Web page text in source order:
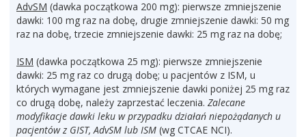
AdvSM (dawka początkowa 200 mg): pierwsze zmniejszenie
dawki: 100 mg raz na dobę, drugie zmniejszenie dawki: 50 mg
raz na dobę, trzecie zmniejszenie dawki: 25 mg raz na dobę;
ISM (dawka początkowa 25 mg): pierwsze zmniejszenie
dawki: 25 mg raz co drugą dobę; u pacjentów z ISM, u
których wymagane jest zmniejszenie dawki poniżej 25 mg raz
co drugą dobę, należy zaprzestać leczenia. Zalecane
modyfikacje dawki leku w przypadku działań niepożądanych u
pacjentów z GIST, AdvSM lub ISM (wg CTCAE NCI).